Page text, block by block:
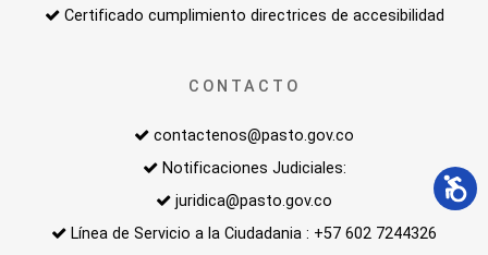
Certificado cumplimiento directrices de accesibilidad
CONTACTO
contactenos@pasto.gov.co
Notificaciones Judiciales:
juridica@pasto.gov.co
Línea de Servicio a la Ciudadania : +57 602 7244326